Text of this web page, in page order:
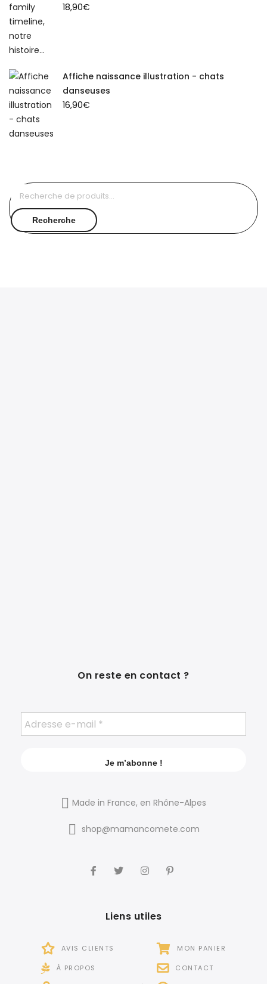
18,90€
Affiche naissance illustration - chats
danseuses
16,90€
Recherche
On reste en contact ?
Made in France, en Rhône-Alpes
shop@mamancomete.com
Liens utiles
AVIS CLIENTS
À PROPOS
MON PANIER
CONTACT